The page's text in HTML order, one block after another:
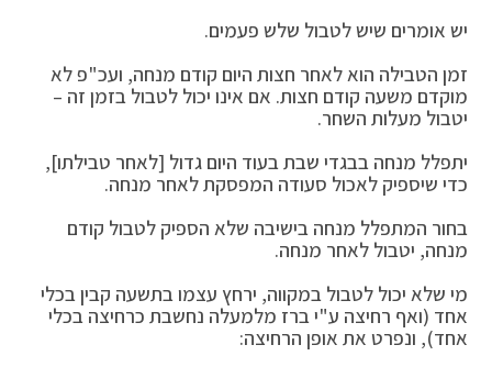
יש אומרים שיש לטבול שלש פעמים.
זמן הטבילה הוא לאחר חצות היום קודם מנחה, ועכ"פ לא
מוקדם משעה קודם חצות. אם אינו יכול לטבול בזמן זה –
יטבול מעלות השחר.
יתפלל מנחה בבגדי שבת בעוד היום גדול [לאחר טבילתו],
כדי שיספיק לאכול סעודה המפסקת לאחר מנחה.
בחור המתפלל מנחה בישיבה שלא הספיק לטבול קודם
מנחה, יטבול לאחר מנחה.
מי שלא יכול לטבול במקווה, ירחץ עצמו בתשעה קבין בכלי
אחד (ואף רחיצה ע"י ברז מלמעלה נחשבת כרחיצה בכלי
אחד), ונפרט את אופן הרחיצה: